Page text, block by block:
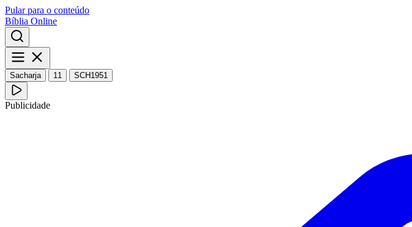
Pular para o conteúdo
Bíblia Online
Sacharja 11 SCH1951
Publicidade